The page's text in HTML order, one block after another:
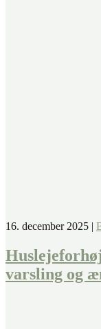
16. december 2025 |
varsling og